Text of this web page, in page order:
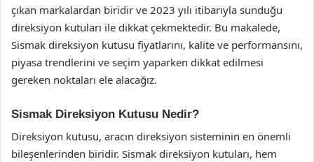
çıkan markalardan biridir ve 2023 yılı itibarıyla sunduğu
direksiyon kutuları ile dikkat çekmektedir. Bu makalede,
Sismak direksiyon kutusu fiyatlarını, kalite ve performansını,
piyasa trendlerini ve seçim yaparken dikkat edilmesi
gereken noktaları ele alacağız.
Sismak Direksiyon Kutusu Nedir?
Direksiyon kutusu, aracın direksiyon sisteminin en önemli
bileşenlerinden biridir. Sismak direksiyon kutuları, hem